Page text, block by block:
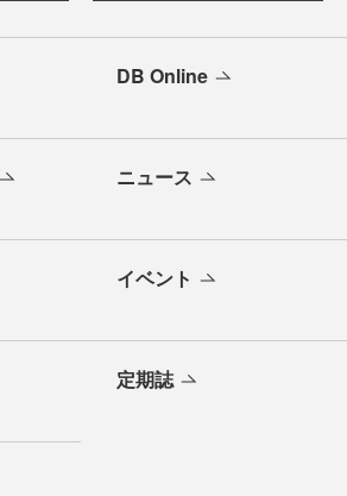
DB Online
ニュース
イベント
定期誌